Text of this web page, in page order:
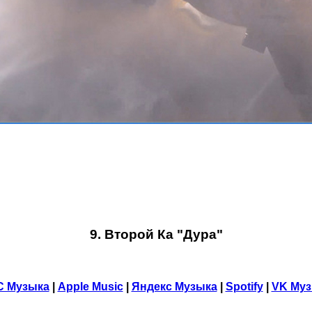
9. Второй Ка "Дура"
Музыка| Apple Music| Яндекс Музыка| Spotify| VK